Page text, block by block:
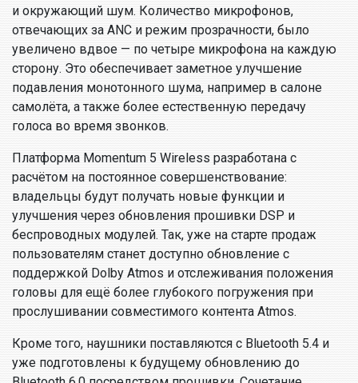
и окружающий шум. Количество микрофонов,
отвечающих за ANC и режим прозрачности, было
увеличено вдвое — по четыре микрофона на каждую
сторону. Это обеспечивает заметное улучшение
подавления монотонного шума, например в салоне
самолёта, а также более естественную передачу
голоса во время звонков.
Платформа Momentum 5 Wireless разработана с
расчётом на постоянное совершенствование:
владельцы будут получать новые функции и
улучшения через обновления прошивки DSP и
беспроводных модулей. Так, уже на старте продаж
пользователям станет доступно обновление с
поддержкой Dolby Atmos и отслеживания положения
головы для ещё более глубокого погружения при
прослушивании совместимого контента Atmos.
Кроме того, наушники поставляются с Bluetooth 5.4 и
уже подготовлены к будущему обновлению до